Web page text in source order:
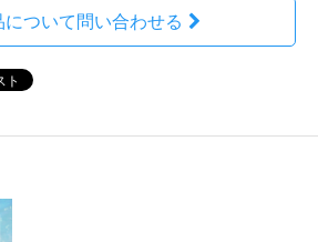
について問い合わせる